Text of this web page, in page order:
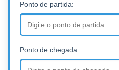
Ponto de partida:
Ponto de chegada: